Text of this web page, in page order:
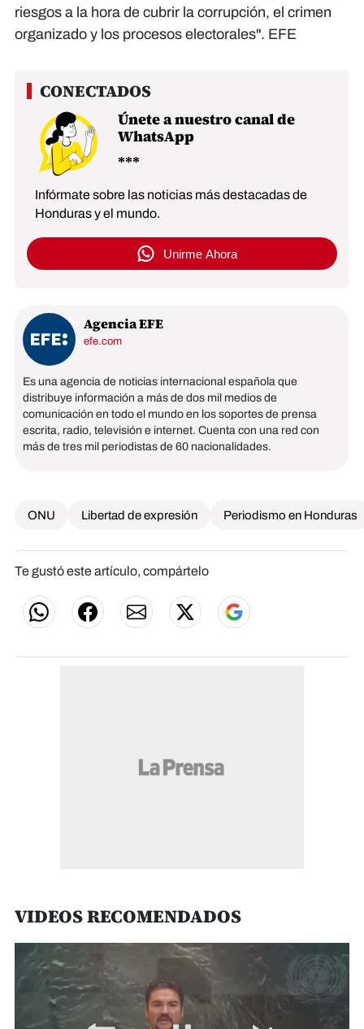
riesgos a la hora de cubrir la corrupción, el crimen
organizado y los procesos electorales". EFE
Únete a nuestro canal de
WhatsApp
Infórmate sobre las noticias más destacadas de
Honduras y el mundo.
Unirme Ahora
Agencia EFE
efe.com
Es una agencia de noticias internacional española que
distribuye información a más de dos mil medios de
comunicación en todo el mundo en los soportes de prensa
escrita, radio, televisión e internet. Cuenta con una red con
más de tres mil periodistas de 60 nacionalidades.
ONU Libertad de expresión Periodismo en Honduras
Te gustó este artículo, compártelo
VIDEOS RECOMENDADOS